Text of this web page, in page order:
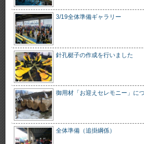
3/19全体準備ギャラリー
針孔梃子の作成を行いました
御用材「お迎えセレモニー」に
全体準備（追掛綱係）